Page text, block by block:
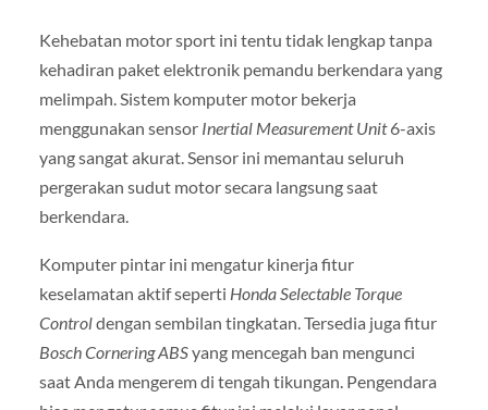
Kehebatan motor sport ini tentu tidak lengkap tanpa
kehadiran paket elektronik pemandu berkendara yang
melimpah. Sistem komputer motor bekerja
menggunakan sensor Inertial Measurement Unit6-axis
yang sangat akurat. Sensor ini memantau seluruh
pergerakan sudut motor secara langsung saat
berkendara.
Komputer pintar ini mengatur kinerja fitur
keselamatan aktif seperti Honda Selectable Torque
Controldengan sembilan tingkatan. Tersedia juga fitur
Bosch Cornering ABSyang mencegah ban mengunci
saat Anda mengerem di tengah tikungan. Pengendara